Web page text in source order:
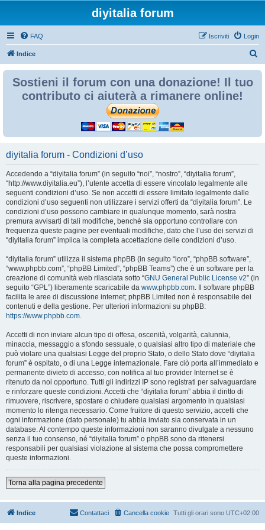
diyitalia forum
FAQ Login
Iscriviti
Indice
Sostieni il forum con una donazione! Il tuo
contributo ci aiuterà a rimanere online!
diyitalia forum - Condizioni d’uso
Accedendo a “diyitalia forum” (in seguito “noi”, “nostro”, “diyitalia forum”,
“http://www.diyitalia.eu”), l’utente accetta di essere vincolato legalmente alle
seguenti condizioni d’uso. Se non accetti di essere limitato legalmente dalle
condizioni d’uso seguenti non utilizzare i servizi offerti da “diyitalia forum”. Le
condizioni d’uso possono cambiare in qualunque momento, sarà nostra
premura avvisarti di tali modifiche, benché sia opportuno controllare con
frequenza queste pagine per eventuali modifiche, dato che l’uso dei servizi di
“diyitalia forum” implica la completa accettazione delle condizioni d’uso.
“diyitalia forum” utilizza il sistema phpBB (in seguito “loro”, “phpBB software”,
“www.phpbb.com”, “phpBB Limited”, “phpBB Teams”) che è un software per la
creazione di comunità web rilasciata sotto “GNU General Public License v2” (in
seguito “GPL”) liberamente scaricabile da www.phpbb.com. Il software phpBB
facilita le aree di discussione internet; phpBB Limited non è responsabile dei
contenuti e della gestione. Per ulteriori informazioni su phpBB:
https://www.phpbb.com.
Accetti di non inviare alcun tipo di offesa, oscenità, volgarità, calunnia,
minaccia, messaggio a sfondo sessuale, o qualsiasi altro tipo di materiale che
può violare una qualsiasi Legge del proprio Stato, o dello Stato dove “diyitalia
forum” è ospitato, o di una Legge internazionale. Fare ciò porta all’immediato e
permanente divieto di accesso, con notifica al tuo provider Internet se è
ritenuto da noi opportuno. Tutti gli indirizzi IP sono registrati per salvaguardare
e rinforzare queste condizioni. Accetti che “diyitalia forum” abbia il diritto di
rimuovere, riscrivere, spostare o chiudere qualsiasi argomento in qualsiasi
momento lo ritenga necessario. Come fruitore di questo servizio, accetti che
ogni informazione (dato personale) tu abbia inviato sia conservata in un
database. Al contempo queste informazioni non saranno divulgate a nessuno
senza il tuo consenso, né “diyitalia forum” o phpBB sono da ritenersi
responsabili per qualsiasi violazione al sistema che possa compromettere
queste informazioni.
Torna alla pagina precedente
Indice Tutti gli orari sono UTC+02:00
Cancella cookie
Contattaci